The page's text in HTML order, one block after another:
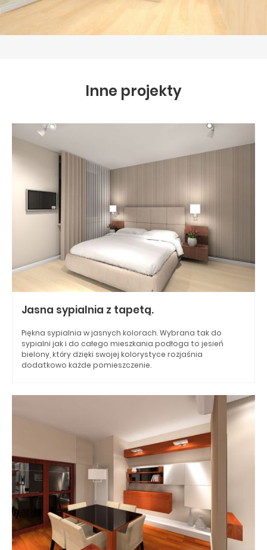
Inne projekty
Jasna sypialnia z tapetą.
Piękna sypialnia w jasnych kolorach. Wybrana tak do
sypialni jak i do całego mieszkania podłoga to jesień
bielony, który dzięki swojej kolorystyce rozjaśnia
dodatkowo każde pomieszczenie.